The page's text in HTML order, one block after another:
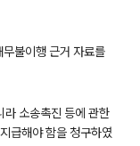
불이행 근거 자료를
라 소송촉진 등에 관한
급해야 함을 청구하였